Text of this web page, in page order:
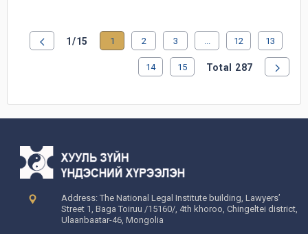
1/15 1 2 3 ... 12 13
14 15 Total 287
Address: The National Legal Institute building, Lawyers’
Street 1, Baga Toiruu /15160/, 4th khoroo, Chingeltei district,
Ulaanbaatar-46, Mongolia